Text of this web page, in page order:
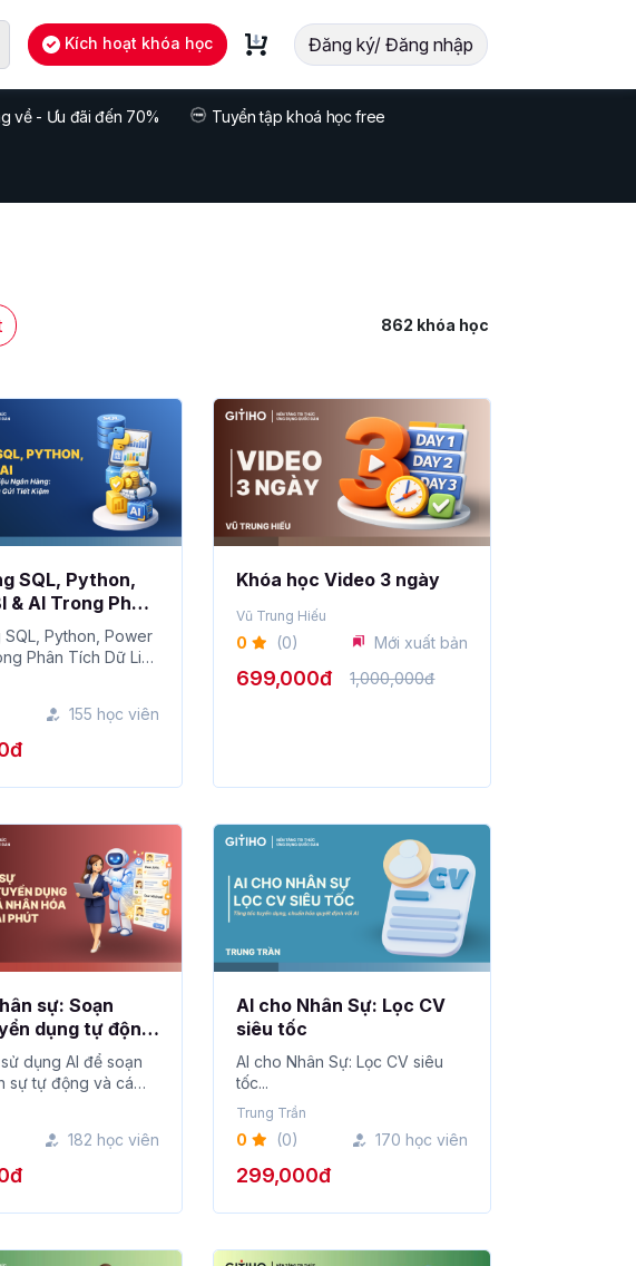
Kích hoạt khóa học Đăng ký/ Đăng nhập
về - Ưu đãi đến 70% Tuyển tập khoá học free
862 khóa học
SQL, Python,
& AI Trong Phân
SQL, Python, Power
Phân Tích Dữ Liệu
Giữ C...
155 học viên
Khóa học Video 3 ngày
Vũ Trung Hiếu
0 (0) Mới xuất bản
699,000đ 1,000,000đ
sự: Soạn
dụng tự động
hóa chỉ trong
dụng AI để soạn
sự tự động và cá
182 học viên
AI cho Nhân Sự: Lọc CV
siêu tốc
AI cho Nhân Sự: Lọc CV siêu
tốc...
Trung Trần
0 (0) 170 học viên
299,000đ